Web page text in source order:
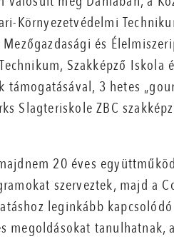
Környezetvédelmi
és
Szakképző
3 hetes
Slagteriskole ZBC
20 éves
szerveztek, majd a
leginkább
megoldásokat